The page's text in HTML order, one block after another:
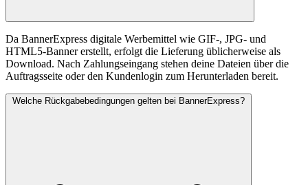
Da BannerExpress digitale Werbemittel wie GIF-, JPG- und
HTML5-Banner erstellt, erfolgt die Lieferung üblicherweise als
Download. Nach Zahlungseingang stehen deine Dateien über die
Auftragsseite oder den Kundenlogin zum Herunterladen bereit.
Welche Rückgabebedingungen gelten bei BannerExpress?